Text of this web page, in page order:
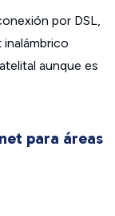
por DSL,
aunque es
para áreas